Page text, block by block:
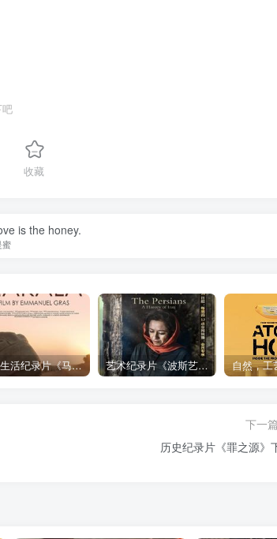
吧
收藏
is the honey.
蜜
社会生活纪录片《马加拉 Makala》下载 艺术纪录片《波斯艺术 Art of Persia》下载
下一
历史纪录片《罪之源》